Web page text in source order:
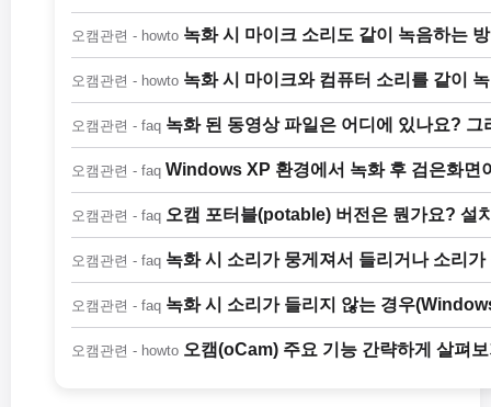
오캠관련 - howto 녹화 시 마이크 소리도 같이 녹음하는
오캠관련 - howto 녹화 시 마이크와 컴퓨터 소리를 같이
오캠관련 - faq 녹화 된 동영상 파일은 어디에 있나요?
오캠관련 - faq Windows XP 환경에서 녹화 후 검은화면
오캠관련 - faq 오캠 포터블(potable) 버전은 뭔가요? 설
오캠관련 - faq 녹화 시 소리가 뭉게져서 들리거나 소리
오캠관련 - faq 녹화 시 소리가 들리지 않는 경우
오캠관련 - howto 오캠(oCam) 주요 기능 간략하게 살펴